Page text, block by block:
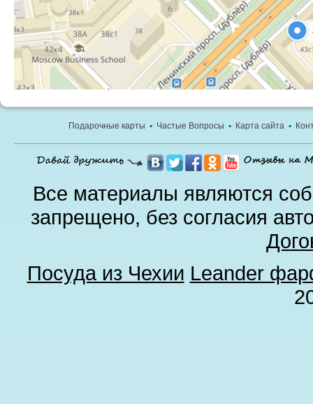
Подарочные карты ▪ Частые Вопросы ▪ Карта сайта ▪
Все материалы являются
запрещено, без согласия
Посуда из Чехии Leander